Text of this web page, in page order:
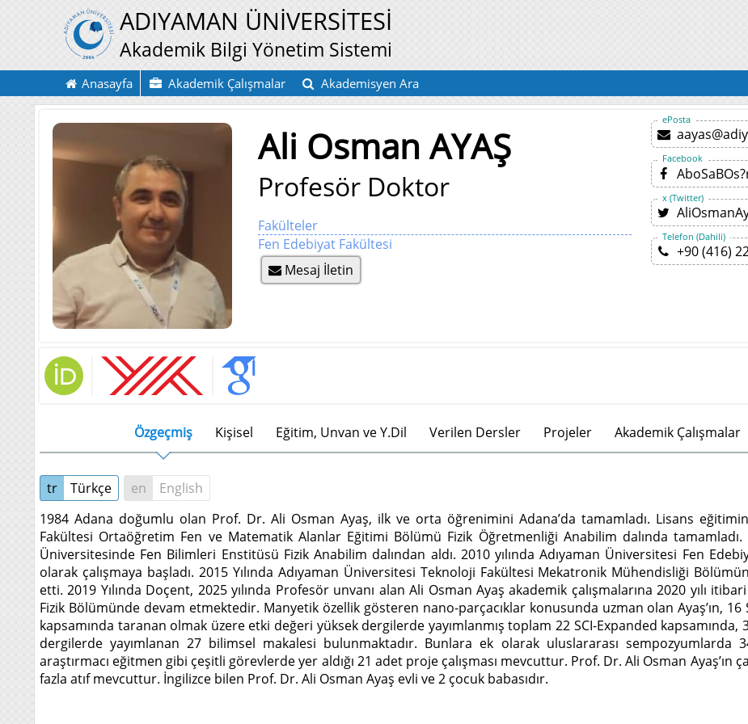
ADIYAMAN ÜNİVERSİTESİ
Akademik Bilgi Yönetim Sistemi
Anasayfa Akademik Çalışmalar Akademisyen Ara
Ali Osman AYAŞ
Profesör Doktor
Fakülteler
Fen Edebiyat Fakültesi
Mesaj İletin
ePosta
Facebook
x (Twitter)
Telefon (Dahili)
+90 (416)
Özgeçmiş Kişisel Eğitim, Unvan ve Y.Dil Verilen Dersler Projeler Akademik Çalışmalar
tr Türkçe en
English
1984 Adana doğumlu olan Prof. Dr. Ali Osman Ayaş, ilk ve orta öğrenimini Adana’da tamamladı. Lisans
Fakültesi Ortaöğretim Fen ve Matematik Alanlar Eğitimi Bölümü Fizik Öğretmenliği Anabilim dalında
Üniversitesinde Fen Bilimleri Enstitüsü Fizik Anabilim dalından aldı. 2010 yılında Adıyaman Üniversitesi Fen
olarak çalışmaya başladı. 2015 Yılında Adıyaman Üniversitesi Teknoloji Fakültesi Mekatronik Mühendisliği
etti. 2019 Yılında Doçent, 2025 yılında Profesör unvanı alan Ali Osman Ayaş akademik çalışmalarına 2020 yılı
Fizik Bölümünde devam etmektedir. Manyetik özellik gösteren nano-parçacıklar konusunda uzman olan Ayaş’ın,
kapsamında taranan olmak üzere etki değeri yüksek dergilerde yayımlanmış toplam 22 SCI-Expanded
dergilerde yayımlanan 27 bilimsel makalesi bulunmaktadır. Bunlara ek olarak uluslararası
araştırmacı eğitmen gibi çeşitli görevlerde yer aldığı 21 adet proje çalışması mevcuttur. Prof. Dr. Ali Osman Ayaş’ın
fazla atıf mevcuttur. İngilizce bilen Prof. Dr. Ali Osman Ayaş evli ve 2 çocuk babasıdır.